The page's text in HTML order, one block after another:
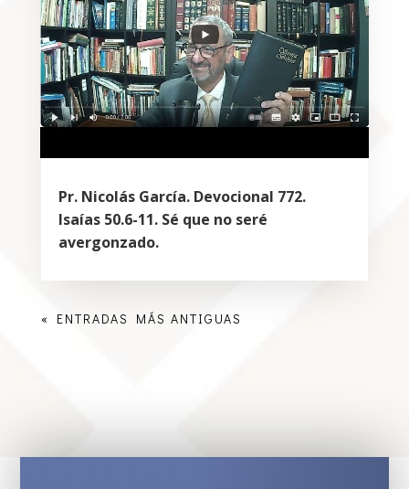
Pr. Nicolás García. Devocional 772.
Isaías 50.6-11. Sé que no seré
avergonzado.
« ENTRADAS MÁS ANTIGUAS